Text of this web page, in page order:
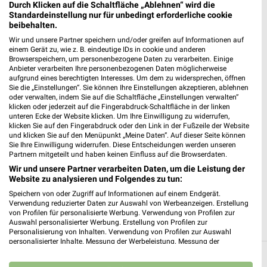
7 km
Premio Tuning Autozubehörkatalog 2026
Gültig 2026
ALLE PROSPEKTE
Alle Filialen, Adressen und Öffnungszeiten
Durch Klicken auf die Schaltfläche „Ablehnen“ wird die
Standardeinstellung nur für unbedingt erforderliche cookie
beibehalten.
Wir und unsere Partner speichern und/oder greifen auf Informationen auf
einem Gerät zu, wie z. B. eindeutige IDs in cookie und anderen
Browserspeichern, um personenbezogene Daten zu verarbeiten. Einige
Anbieter verarbeiten Ihre personenbezogenen Daten möglicherweise
aufgrund eines berechtigten Interesses. Um dem zu widersprechen, öffnen
Sie die „Einstellungen“. Sie können Ihre Einstellungen akzeptieren, ablehnen
oder verwalten, indem Sie auf die Schaltfläche „Einstellungen verwalten“
klicken oder jederzeit auf die Fingerabdruck-Schaltfläche in der linken
unteren Ecke der Website klicken. Um Ihre Einwilligung zu widerrufen,
klicken Sie auf den Fingerabdruck oder den Link in der Fußzeile der Website
und klicken Sie auf den Menüpunkt „Meine Daten“. Auf dieser Seite können
Sie Ihre Einwilligung widerrufen. Diese Entscheidungen werden unseren
Partnern mitgeteilt und haben keinen Einfluss auf die Browserdaten.
Wir und unsere Partner verarbeiten Daten, um die Leistung der
Website zu analysieren und Folgendes zu tun:
Speichern von oder Zugriff auf Informationen auf einem Endgerät.
Verwendung reduzierter Daten zur Auswahl von Werbeanzeigen. Erstellung
von Profilen für personalisierte Werbung. Verwendung von Profilen zur
Auswahl personalisierter Werbung. Erstellung von Profilen zur
Personalisierung von Inhalten. Verwendung von Profilen zur Auswahl
personalisierter Inhalte. Messung der Werbeleistung. Messung der
Kombinationen von Daten aus verschiedenen Quellen. Entwicklung und